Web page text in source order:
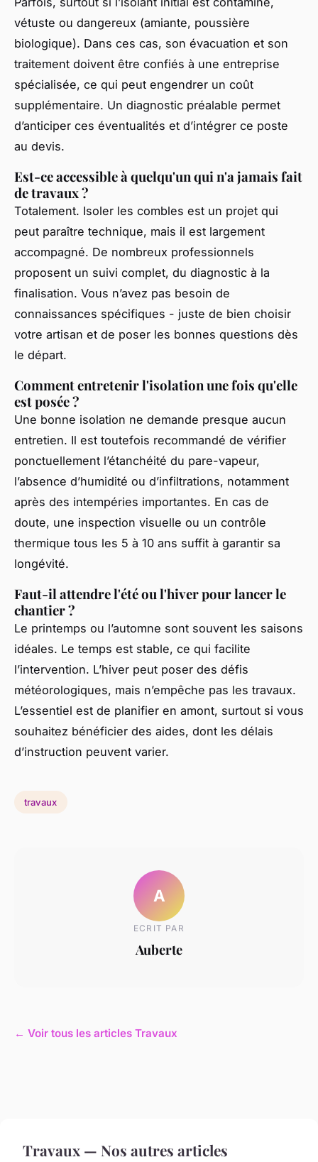
vétuste ou dangereux (amiante, poussière
biologique). Dans ces cas, son évacuation et son
traitement doivent être confiés à une entreprise
spécialisée, ce qui peut engendrer un coût
supplémentaire. Un diagnostic préalable permet
d’anticiper ces éventualités et d’intégrer ce poste
au devis.
Est-ce accessible à quelqu'un qui n'a jamais fait
de travaux ?
Totalement. Isoler les combles est un projet qui
peut paraître technique, mais il est largement
accompagné. De nombreux professionnels
proposent un suivi complet, du diagnostic à la
finalisation. Vous n’avez pas besoin de
connaissances spécifiques - juste de bien choisir
votre artisan et de poser les bonnes questions dès
le départ.
Comment entretenir l'isolation une fois qu'elle
est posée ?
Une bonne isolation ne demande presque aucun
entretien. Il est toutefois recommandé de vérifier
ponctuellement l’étanchéité du pare-vapeur,
l’absence d’humidité ou d’infiltrations, notamment
après des intempéries importantes. En cas de
doute, une inspection visuelle ou un contrôle
thermique tous les 5 à 10 ans suffit à garantir sa
longévité.
Faut-il attendre l'été ou l'hiver pour lancer le
chantier ?
Le printemps ou l’automne sont souvent les saisons
idéales. Le temps est stable, ce qui facilite
l’intervention. L’hiver peut poser des défis
météorologiques, mais n’empêche pas les travaux.
L’essentiel est de planifier en amont, surtout si vous
souhaitez bénéficier des aides, dont les délais
d’instruction peuvent varier.
travaux
A
ECRIT PAR
Auberte
← Voir tous les articles Travaux
Travaux — Nos autres articles